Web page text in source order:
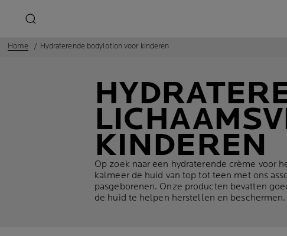
Home Hydraterende bodylotion voor kinderen
KINDEREN
Op zoek naar een hydraterende crème voor
kalmeer de huid van top tot teen met ons
pasgeborenen. Onze producten bevatten
de huid te helpen herstellen en beschermen.